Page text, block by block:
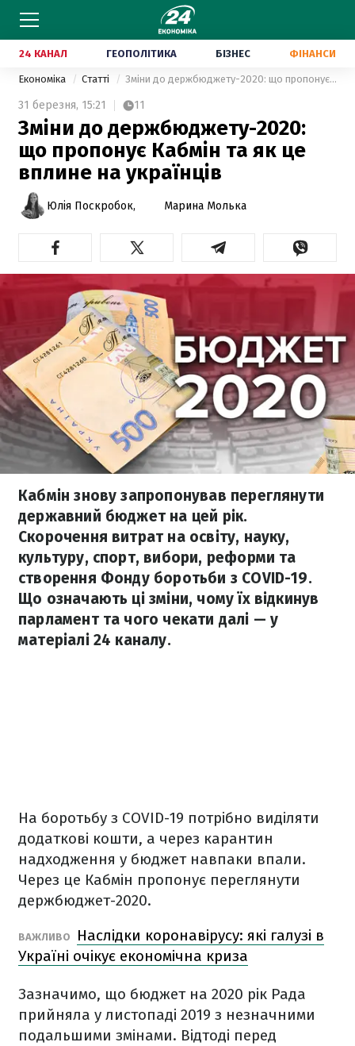
24 КАНАЛ ГЕОПОЛІТИКА БІЗНЕС ФІНАНСИ
Економіка Статті Зміни до держбюджету-2020: що пропонує Кабмін та як це вплине на українців
31 березня, 15:21 11
Зміни до держбюджету-2020:
що пропонує Кабмін та як це
вплине на українців
Юлія Поскробок, Марина Молька
Кабмін знову запропонував переглянути
державний бюджет на цей рік.
Скорочення витрат на освіту, науку,
культуру, спорт, вибори, реформи та
створення Фонду боротьби з COVID-19.
Що означають ці зміни, чому їх відкинув
парламент та чого чекати далі — у
матеріалі 24 каналу.
На боротьбу з COVID-19 потрібно виділяти
додаткові кошти, а через карантин
надходження у бюджет навпаки впали.
Через це Кабмін пропонує переглянути
держбюджет-2020.
ВАЖЛИВО
Наслідки коронавірусу: які галузі в
Україні очікує економічна криза
Зазначимо, що бюджет на 2020 рік Рада
прийняла у листопаді 2019 з незначними
подальшими змінами. Відтоді перед